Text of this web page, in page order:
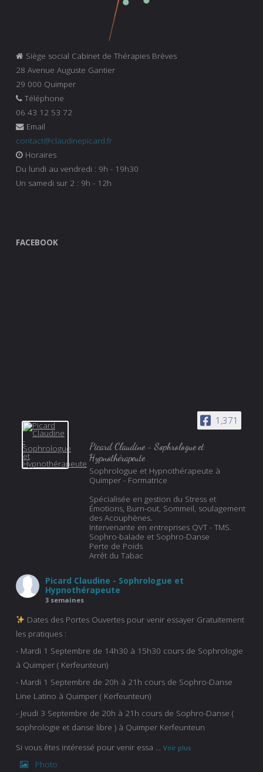
Siège social Cabinet de Thérapies Brèves
28 Avenue Auguste Gantier
29 000 Quimper
Téléphone
06 43 12 53 72
Email
contact@claudinepicard.fr
Horaires
Du lundi au vendredi : 9h - 19h30
Un samedi sur 2 : 9h - 12h
FACEBOOK
1,371
Picard Claudine - Sophrologue et
Hypnothérapeute
Sophrologue et Hypnothérapeute à
Quimper - Formatrice
Spécialisée en gestion du Stress et
Émotions, Burn-out, Sommeil, soulagement
des Acouphènes.
Intervenante en entreprises QVT - TMS.
Sophro-balade et Sophro-Danse
Perte de Poids
Arrêt du Tabac
Picard Claudine - Sophrologue et
Hypnothérapeute
3 semaines
Dates des Portes Ouvertes pour venir essayer Gratuitement
les pratiques :
- Mardi 1 Septembre de 14h30 à 15h30 cours de Sophrologie
à Quimper ( Kerfeunteun)
- Mardi 1 Septembre de 20h à 21h cours de Sophro-Danse
Line Latino à Quimper ( Kerfeunteun)
- Jeudi 3 Septembre de 20h à 21h cours de Sophro-Danse (
sophrologie et danse libre ) à Quimper Kerfeunteun
Si vous êtes intéressé pour venir essa ... Voir plus
Photo